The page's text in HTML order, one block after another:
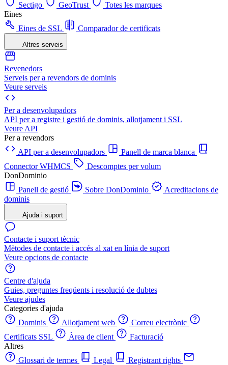
Sectigo
GeoTrust
Totes les marques
Eines
Eines de SSL
Comparador de certificats
Altres serveis
Revenedors
Serveis per a revendors de dominis
Veure serveis
Per a desenvolupadors
API per a registre i gestió de dominis, allotjament i SSL
Veure API
Per a revendors
API per a desenvolupadors
Panell de marca blanca
Connector WHMCS
Descomptes per volum
DonDominio
Panell de gestió
Sobre DonDominio
Acreditacions de
dominis
Ajuda i suport
Contacte i suport tècnic
Mètodes de contacte i accés al xat en línia de suport
Veure opcions de contacte
Centre d'ajuda
Guies, preguntes freqüents i resolució de dubtes
Veure ajudes
Categories d'ajuda
Dominis
Allotjament web
Correu electrònic
Certificats SSL
Àrea de client
Facturació
Altres
Glossari de termes
Legal
Registrant rights